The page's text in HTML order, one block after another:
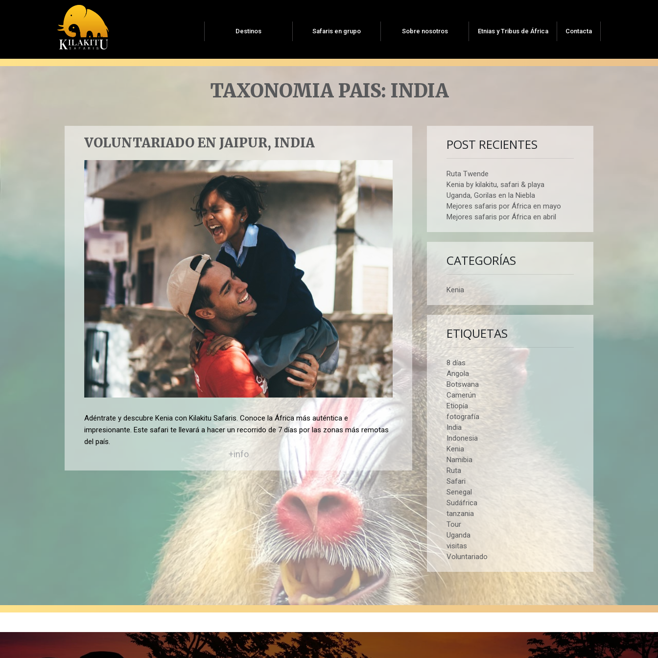
Destinos Safaris en grupo Sobre nosotros Etnias y Tribus de África Contacta
TAXONOMIA PAIS: INDIA
VOLUNTARIADO EN JAIPUR, INDIA
Adéntrate y descubre Kenia con Kilakitu Safaris. Conoce la África más auténtica e
impresionante. Este safari te llevará a hacer un recorrido de 7 días por las zonas más remotas
del país.
+info
POST RECIENTES
Ruta Twende
Kenia by kilakitu, safari & playa
Uganda, Gorilas en la Niebla
Mejores safaris por África en mayo
Mejores safaris por África en abril
CATEGORÍAS
Kenia
ETIQUETAS
8 días
Angola
Botswana
Camerún
Etiopía
fotografía
India
Indonesia
Kenia
Namibia
Ruta
Safari
Senegal
Sudáfrica
tanzania
Tour
Uganda
visitas
Voluntariado